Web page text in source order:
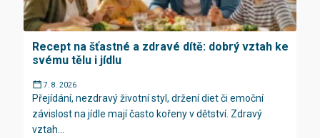
Recept na šťastné a zdravé dítě: dobrý vztah ke
svému tělu i jídlu
7. 8. 2026
Přejídání, nezdravý životní styl, držení diet či emoční
závislost na jídle mají často kořeny v dětství. Zdravý
vztah...